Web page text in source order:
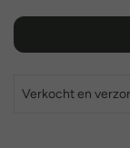
Verkocht en